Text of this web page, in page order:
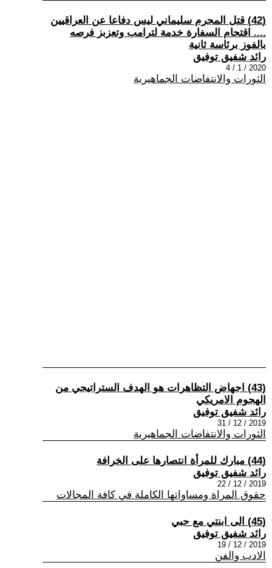
(42) قتل المجرم سليماني ليس دفاعا عن العراقيين
.... اقتحام السفارة خدمة لترامب وتعزبز فرصه
بالفوز برئاسة ثانية
رائد شفيق توفيق
2020 / 1 / 4
الثورات والانتفاضات الجماهيرية
(43) اجهاض التظاهرات هو الهدف الستراتيجي من
الهجوم الامريكي
رائد شفيق توفيق
2019 / 12 / 31
الثورات والانتفاضات الجماهيرية
(44) مبارك للمرأة انتصارها على الخرافة
رائد شفيق توفيق
2019 / 12 / 22
حقوق المراة ومساواتها الكاملة في كافة المجالات
(45) الى ابنتي مع حبي
رائد شفيق توفيق
2019 / 12 / 19
الادب والفن